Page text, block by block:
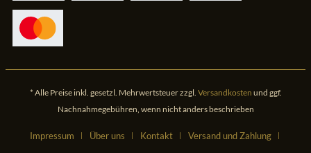
* Alle Preise inkl. gesetzl. Mehrwertsteuer zzgl. Versandkosten und ggf.
Nachnahmegebühren, wenn nicht anders beschrieben
Impressum Über uns Kontakt
Versand und Zahlung